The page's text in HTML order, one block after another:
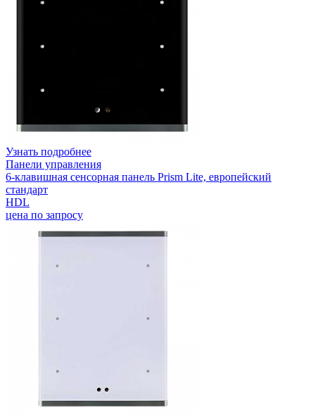
Узнать подробнее
Панели управления
6-клавишная сенсорная панель Prism Lite, европейский
стандарт
HDL
цена по запросу